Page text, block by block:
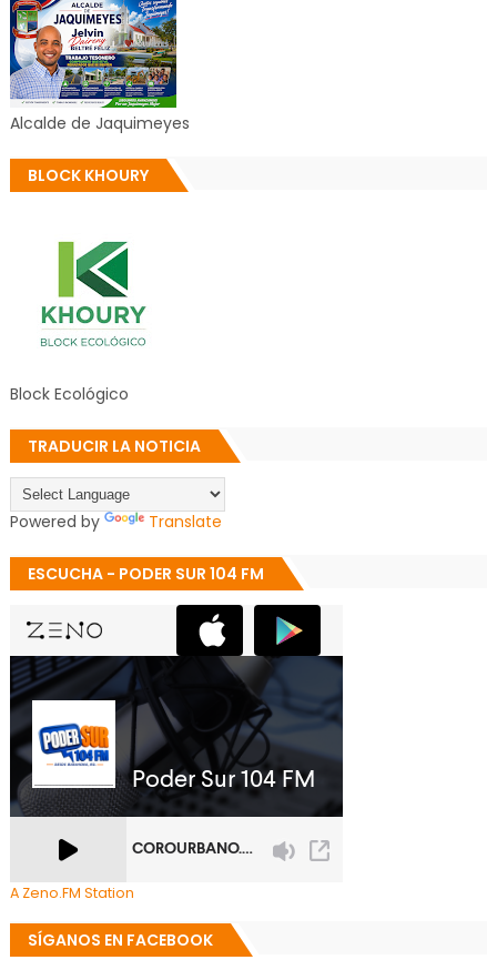
Alcalde de Jaquimeyes
BLOCK KHOURY
Block Ecológico
TRADUCIR LA NOTICIA
Powered by Translate
ESCUCHA - PODER SUR 104 FM
A Zeno.FM Station
SÍGANOS EN FACEBOOK